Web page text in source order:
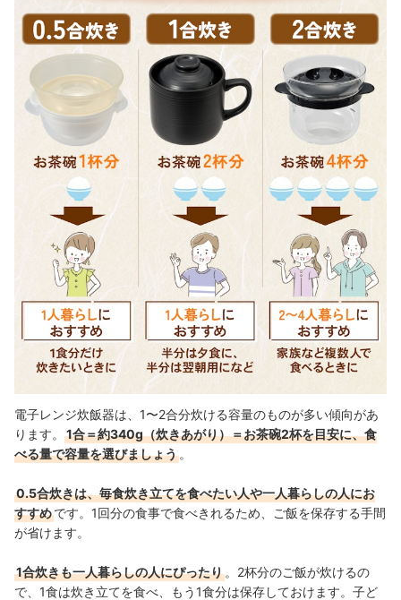
電子レンジ炊飯器は、1〜2合分炊ける容量のものが多い傾向があ
ります。
1合＝約340g（炊きあがり）＝お茶碗2杯を目安に、食
べる量で容量を選びましょう 。
0.5合炊きは、毎食炊き立てを食べたい人や一人暮らしの人にお
すすめです。1回分の食事で食べきれるため、ご飯を保存する手間
が省けます。
1合炊きも一人暮らしの人にぴったり 。2杯分のご飯が炊けるの
で、1食は炊き立てを食べ、もう1食分は保存しておけます。子ど